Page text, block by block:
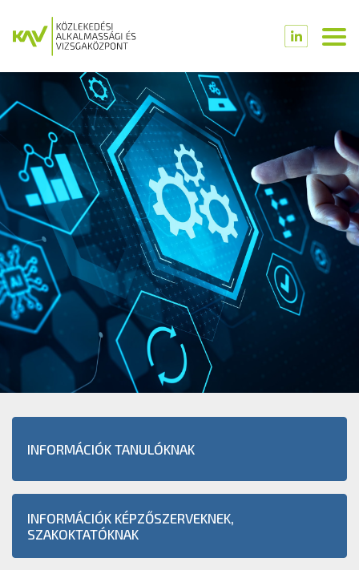
INFORMÁCIÓK TANULÓKNAK
INFORMÁCIÓK KÉPZŐSZERVEKNEK,
SZAKOKTATÓKNAK